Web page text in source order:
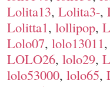
Lolita13, Lolita3-,
Lolitta1, lollipop,
Lolo07, lolo13011,
LOLO26, lolo29,
lolo53000, lolo65,